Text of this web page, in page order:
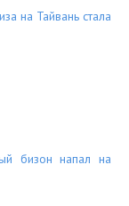
на Тайвань стала
бизон напал на